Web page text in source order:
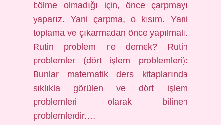
bölme olmadığı için, önce çarpmayı
yaparız. Yani çarpma, o kısım. Yani
toplama ve çıkarmadan önce yapılmalı.
Rutin problem ne demek? Rutin
problemler (dört işlem problemleri):
Bunlar matematik ders kitaplarında
sıklıkla görülen ve dört işlem
problemleri olarak bilinen
problemlerdir.…